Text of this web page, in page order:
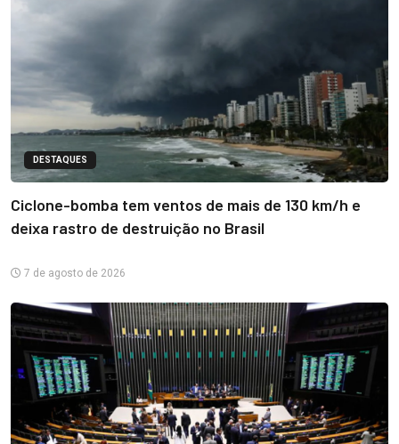
DESTAQUES
Ciclone-bomba tem ventos de mais de 130 km/h e
deixa rastro de destruição no Brasil
7 de agosto de 2026